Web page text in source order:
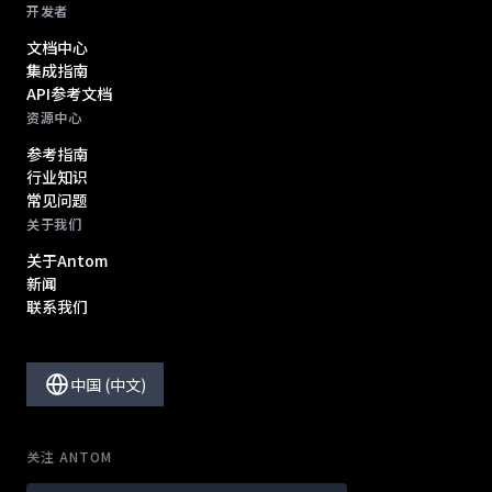
开发者
文档中心
集成指南
API参考文档
资源中心
参考指南
行业知识
常见问题
关于我们
关于Antom
新闻
联系我们
中国 (中文)
关注 ANTOM